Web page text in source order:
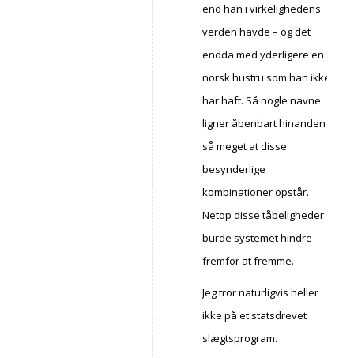
end han i virkelighedens
verden havde – og det
endda med yderligere en
norsk hustru som han ikke
har haft. Så nogle navne
ligner åbenbart hinanden
så meget at disse
besynderlige
kombinationer opstår.
Netop disse tåbeligheder
burde systemet hindre
fremfor at fremme.
Jeg tror naturligvis heller
ikke på et statsdrevet
slægtsprogram.